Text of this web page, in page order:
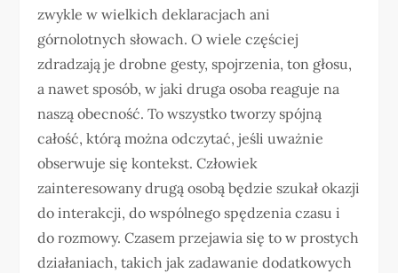
zwykle w wielkich deklaracjach ani
górnolotnych słowach. O wiele częściej
zdradzają je drobne gesty, spojrzenia, ton głosu,
a nawet sposób, w jaki druga osoba reaguje na
naszą obecność. To wszystko tworzy spójną
całość, którą można odczytać, jeśli uważnie
obserwuje się kontekst. Człowiek
zainteresowany drugą osobą będzie szukał okazji
do interakcji, do wspólnego spędzenia czasu i
do rozmowy. Czasem przejawia się to w prostych
działaniach, takich jak zadawanie dodatkowych